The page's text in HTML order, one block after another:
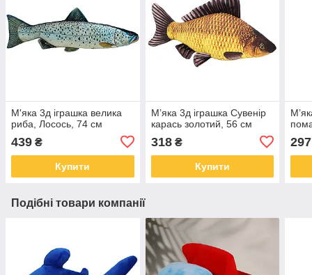
М'яка 3д іграшка велика
риба, Лосось, 74 см
439 ₴
Купити
М’яка 3д іграшка Сувенір
карась золотий, 56 см
318₴
Купити
297
Подібні товари компанії